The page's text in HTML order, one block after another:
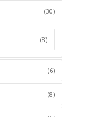
(30)
(8)
(6)
(8)